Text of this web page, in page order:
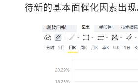
待新的基本面催化因素出现